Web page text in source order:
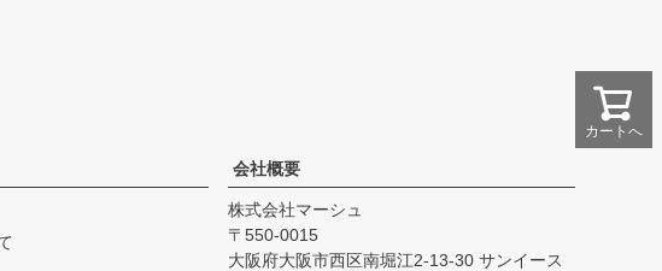
カートへ
会社概要
株式会社マーシュ
550-0015
大阪府大阪市西区南堀江2-13-30 サンイース